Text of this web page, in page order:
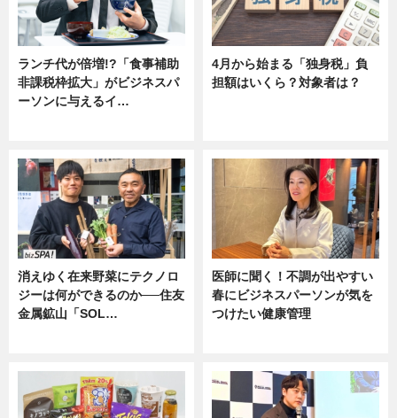
ランチ代が倍増!?「食事補助
非課税枠拡大」がビジネスパ
ーソンに与えるイ…
4月から始まる「独身税」負
担額はいくら？対象者は？
消えゆく在来野菜にテクノロ
ジーは何ができるのか──住友
金属鉱山「SOL…
医師に聞く！不調が出やすい
春にビジネスパーソンが気を
つけたい健康管理